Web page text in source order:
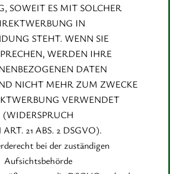
SOWEIT ES MIT SOLCHER
IN
STEHT. WENN SIE
WERDEN IHRE
DATEN
NICHT MEHR ZUM ZWECKE
VERWENDET
(WIDERSPRUCH
21 ABS. 2 DSGVO).
bei der zuständigen
Aufsichtsbehörde